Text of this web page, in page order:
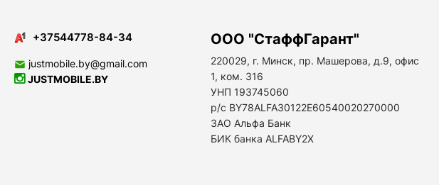
+37544778-84-34
justmobile.by@gmail.com
JUSTMOBILE.BY
ООО "СтаффГарант"
220029, г. Минск, пр. Машерова, д.9, офис
1, ком. 316
УНП 193745060
р/с BY78ALFA30122E60540020270000
ЗАО Альфа Банк
БИК банка ALFABY2X